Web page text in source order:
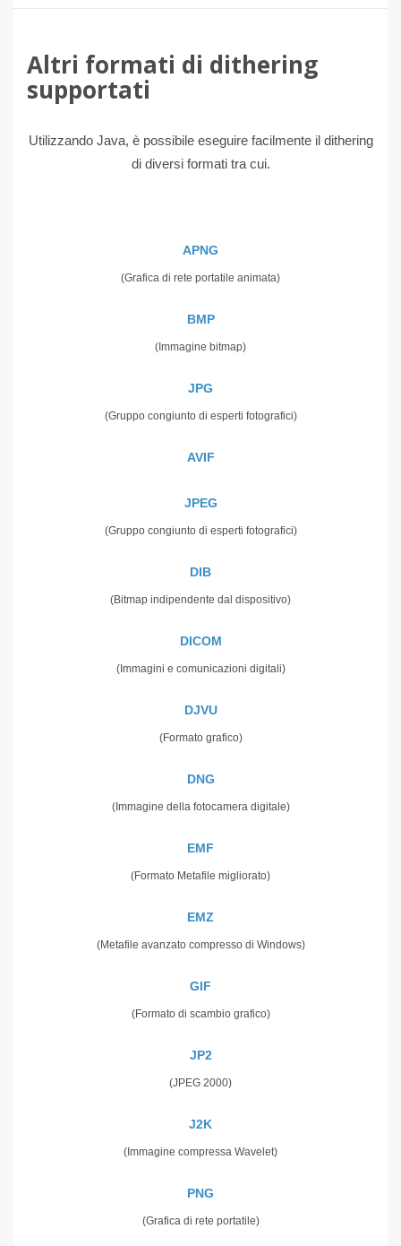
Altri formati di dithering
supportati
Utilizzando Java, è possibile eseguire facilmente il dithering
di diversi formati tra cui.
APNG
(Grafica di rete portatile animata)
BMP
(Immagine bitmap)
JPG
(Gruppo congiunto di esperti fotografici)
AVIF
JPEG
(Gruppo congiunto di esperti fotografici)
DIB
(Bitmap indipendente dal dispositivo)
DICOM
(Immagini e comunicazioni digitali)
DJVU
(Formato grafico)
DNG
(Immagine della fotocamera digitale)
EMF
(Formato Metafile migliorato)
EMZ
(Metafile avanzato compresso di Windows)
GIF
(Formato di scambio grafico)
JP2
(JPEG 2000)
J2K
(Immagine compressa Wavelet)
PNG
(Grafica di rete portatile)